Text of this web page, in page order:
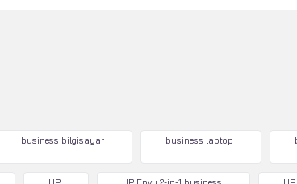
business bilgisayar business laptop